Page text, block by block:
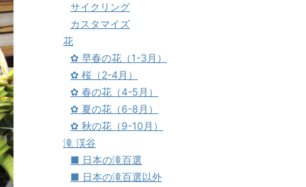
サイクリング
カスタマイズ
花
✿ 早春の花（1-3月）
✿ 桜（2-4月）
✿ 春の花（4-5月）
✿ 夏の花（6-8月）
✿ 秋の花（9-10月）
滝 渓谷
■ 日本の滝百選
■ 日本の滝百選以外